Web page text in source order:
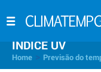
INDICE UV
Home Previsão do